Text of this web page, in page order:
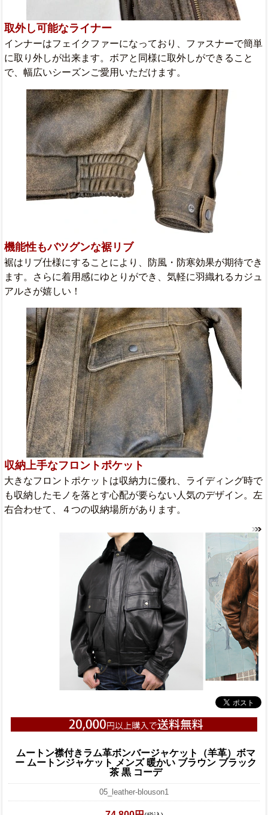
取外し可能なライナー
インナーはフェイクファーになっており、ファスナーで簡単
に取り外しが出来ます。ボアと同様に取外しができること
で、幅広いシーズンご愛用いただけます。
機能性もバツグンな裾リブ
裾はリブ仕様にすることにより、防風・防寒効果が期待でき
ます。さらに着用感にゆとりができ、気軽に羽織れるカジュ
アルさが嬉しい！
収納上手なフロントポケット
大きなフロントポケットは収納力に優れ、ライディング時で
も収納したモノを落とす心配が要らない人気のデザイン。左
右合わせて、４つの収納場所があります。
ムートン襟付きラム革ボンバージャケット（羊革）ボマ
ー ムートンジャケット メンズ 暖かい ブラウン ブラック
茶 黒 コーデ
05_leather-blouson1